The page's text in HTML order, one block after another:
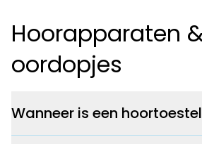
Hoorapparaten
oordopjes
Wanneer is een